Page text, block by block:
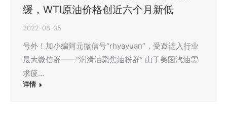
缓，WTI原油价格创近六个月新低
2022-08-05
号外！加小编阿元微信号“rhyayuan”，受邀进入行业
最大微信群——“润滑油聚焦油粉群” 由于美国汽油需
求疲…
详情